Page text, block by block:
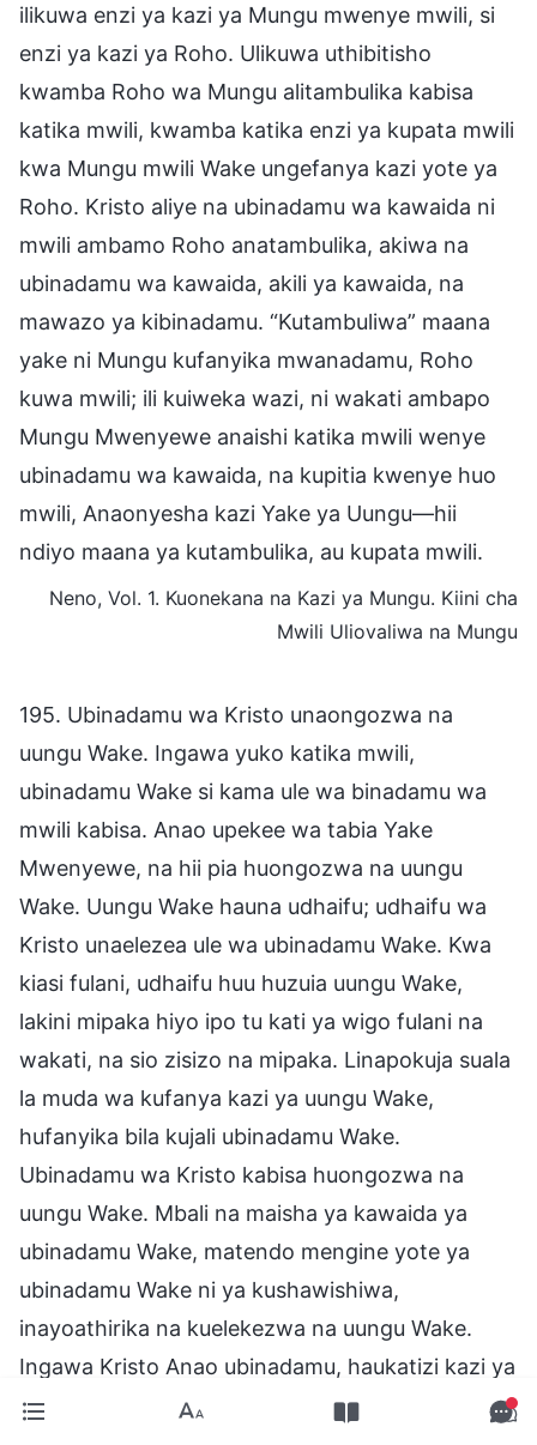
ilikuwa enzi ya kazi ya Mungu mwenye mwili, si
enzi ya kazi ya Roho. Ulikuwa uthibitisho
kwamba Roho wa Mungu alitambulika kabisa
katika mwili, kwamba katika enzi ya kupata mwili
kwa Mungu mwili Wake ungefanya kazi yote ya
Roho. Kristo aliye na ubinadamu wa kawaida ni
mwili ambamo Roho anatambulika, akiwa na
ubinadamu wa kawaida, akili ya kawaida, na
mawazo ya kibinadamu. “Kutambuliwa” maana
yake ni Mungu kufanyika mwanadamu, Roho
kuwa mwili; ili kuiweka wazi, ni wakati ambapo
Mungu Mwenyewe anaishi katika mwili wenye
ubinadamu wa kawaida, na kupitia kwenye huo
mwili, Anaonyesha kazi Yake ya Uungu—hii
ndiyo maana ya kutambulika, au kupata mwili.
Neno, Vol. 1. Kuonekana na Kazi ya Mungu. Kiini cha
Mwili Uliovaliwa na Mungu
195. Ubinadamu wa Kristo unaongozwa na
uungu Wake. Ingawa yuko katika mwili,
ubinadamu Wake si kama ule wa binadamu wa
mwili kabisa. Anao upekee wa tabia Yake
Mwenyewe, na hii pia huongozwa na uungu
Wake. Uungu Wake hauna udhaifu; udhaifu wa
Kristo unaelezea ule wa ubinadamu Wake. Kwa
kiasi fulani, udhaifu huu huzuia uungu Wake,
lakini mipaka hiyo ipo tu kati ya wigo fulani na
wakati, na sio zisizo na mipaka. Linapokuja suala
la muda wa kufanya kazi ya uungu Wake,
hufanyika bila kujali ubinadamu Wake.
Ubinadamu wa Kristo kabisa huongozwa na
uungu Wake. Mbali na maisha ya kawaida ya
ubinadamu Wake, matendo mengine yote ya
ubinadamu Wake ni ya kushawishiwa,
inayoathirika na kuelekezwa na uungu Wake.
Ingawa Kristo Anao ubinadamu, haukatizi kazi ya
uungu Wake. Hii hasa ni kwa sababu ubinadamu